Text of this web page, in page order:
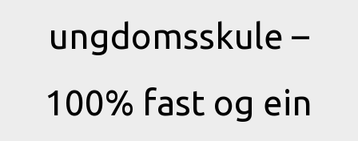
ungdomsskule –
100% fast og ein